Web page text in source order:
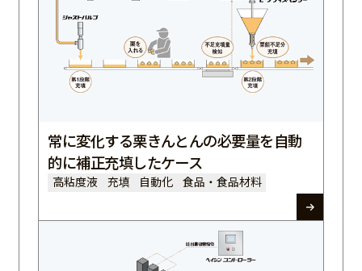
常に変化する栗きんとんの必要量を自動
的に補正充填したケース
高粘度液 充填 自動化 食品・食品材料